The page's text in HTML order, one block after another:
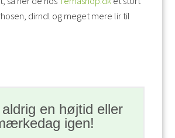
dirndl og meget mere lir til
en højtid eller
igen!